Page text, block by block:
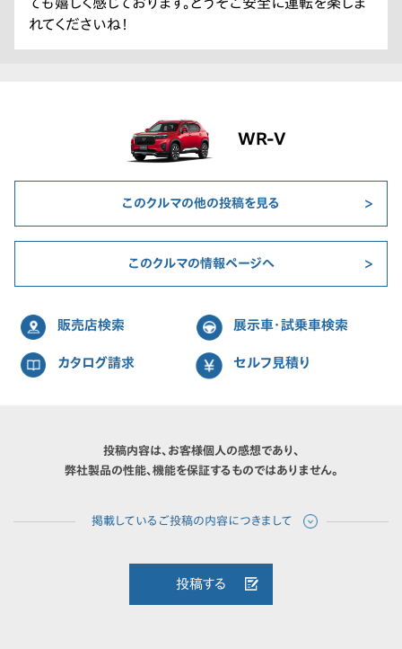
ても嬉しく感じております。どうぞご安全に運転を楽しま
れてくださいね！
WR-V
このクルマの他の投稿を見る
このクルマの情報ページへ
販売店検索 展示車・試乗車検索
カタログ請求 セルフ見積り
投稿内容は、お客様個人の感想であり、
弊社製品の性能、機能を保証するものではありません。
投稿する